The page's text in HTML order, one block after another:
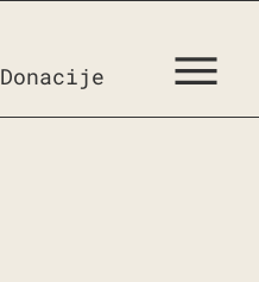
Donacije